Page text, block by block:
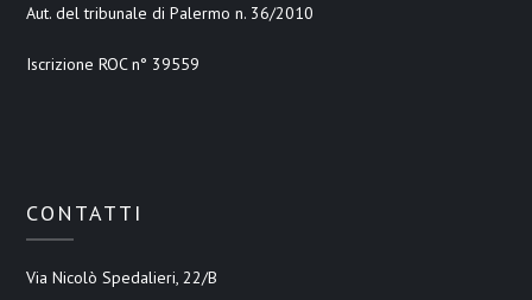
Aut. del tribunale di Palermo n. 36/2010
Iscrizione ROC n° 39559
CONTATTI
Via Nicolò Spedalieri, 22/B